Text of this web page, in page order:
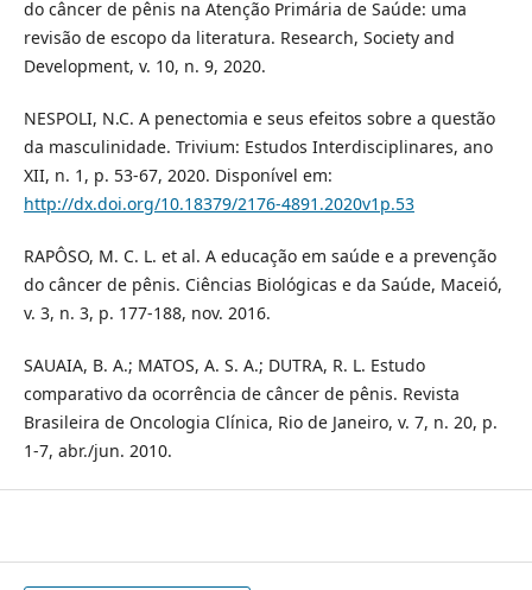
do câncer de pênis na Atenção Primária de Saúde: uma
revisão de escopo da literatura. Research, Society and
Development, v. 10, n. 9, 2020.
NESPOLI, N.C. A penectomia e seus efeitos sobre a questão
da masculinidade. Trivium: Estudos Interdisciplinares, ano
XII, n. 1, p. 53-67, 2020. Disponível em:
http://dx.doi.org/10.18379/2176-4891.2020v1p.53
RAPÔSO, M. C. L. et al. A educação em saúde e a prevenção
do câncer de pênis. Ciências Biológicas e da Saúde, Maceió,
v. 3, n. 3, p. 177-188, nov. 2016.
SAUAIA, B. A.; MATOS, A. S. A.; DUTRA, R. L. Estudo
comparativo da ocorrência de câncer de pênis. Revista
Brasileira de Oncologia Clínica, Rio de Janeiro, v. 7, n. 20, p.
1-7, abr./jun. 2010.